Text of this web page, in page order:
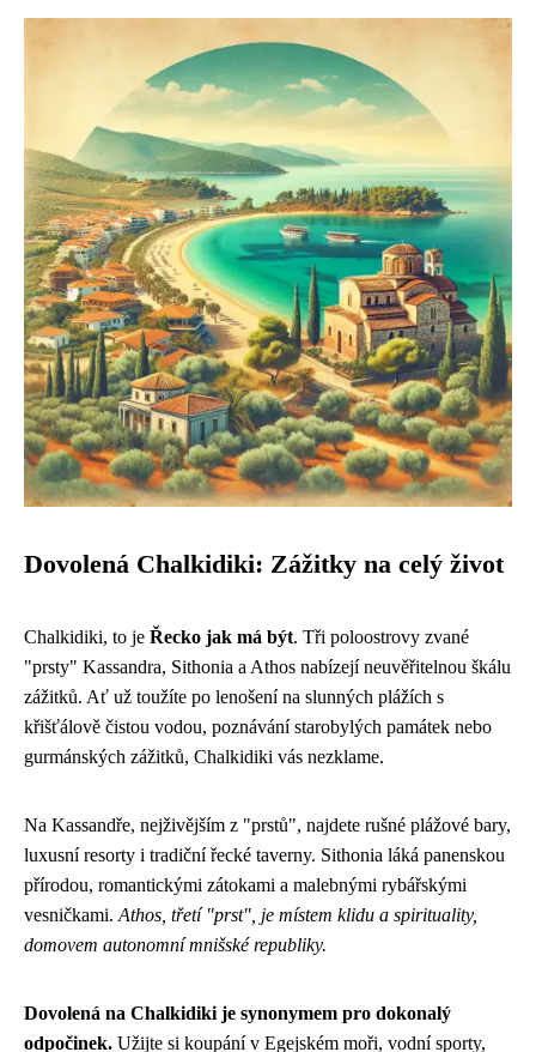
Dovolená Chalkidiki: Zážitky na celý život
Chalkidiki, to je Řecko jak má být. Tři poloostrovy zvané
"prsty" Kassandra, Sithonia a Athos nabízejí neuvěřitelnou škálu
zážitků. Ať už toužíte po lenošení na slunných plážích s
křišťálově čistou vodou, poznávání starobylých památek nebo
gurmánských zážitků, Chalkidiki vás nezklame.
Na Kassandře, nejživějším z "prstů", najdete rušné plážové bary,
luxusní resorty i tradiční řecké taverny. Sithonia láká panenskou
přírodou, romantickými zátokami a malebnými rybářskými
vesničkami. Athos, třetí "prst", je místem klidu a spirituality,
domovem autonomní mnišské republiky.
Dovolená na Chalkidiki je synonymem pro dokonalý
odpočinek. Užijte si koupání v Egejském moři, vodní sporty,